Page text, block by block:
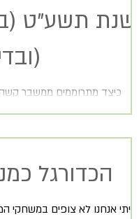
שנת תשע"ט
ובדיאטה בכלל)
כיצד מתרוממים ממשבר
מחדש? מאין אוספים את
הכדורגל
בביתי אנחנו לא צופים במשחקי